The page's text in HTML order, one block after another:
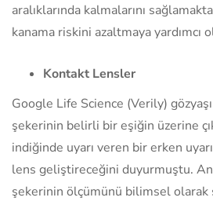
aralıklarında kalmalarını
kanama riskini azaltmaya yardımcı
Kontakt Lensler
Google Life Science (Verily)
şekerinin belirli bir eşiğin üzerine
indiğinde uyarı veren bir erken
lens geliştireceğini duyurmuştu.
şekerinin ölçümünü bilimsel olarak